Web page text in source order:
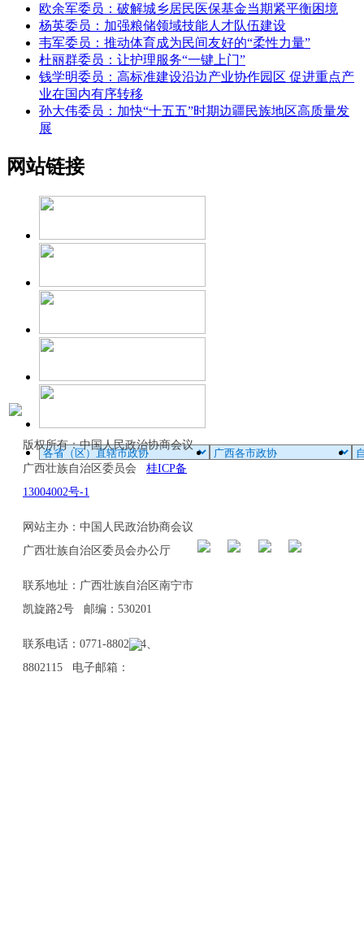
欧余军委员：破解城乡居民医保基金当期紧平衡困境
杨英委员：加强粮储领域技能人才队伍建设
韦军委员：推动体育成为民间友好的“柔性力量”
杜丽群委员：让护理服务“一键上门”
钱学明委员：高标准建设沿边产业协作园区 促进重点产
业在国内有序转移
孙大伟委员：加快“十五五”时期边疆民族地区高质量发
展
网站链接
版权所有：中国人民政治协商会议
广西壮族自治区委员会 桂ICP备
13004002号-1
网站主办：中国人民政治协商会议
广西壮族自治区委员会办公厅
联系地址：广西壮族自治区南宁市
凯旋路2号 邮编：530201
联系电话：0771-8802114、
8802115 电子邮箱：